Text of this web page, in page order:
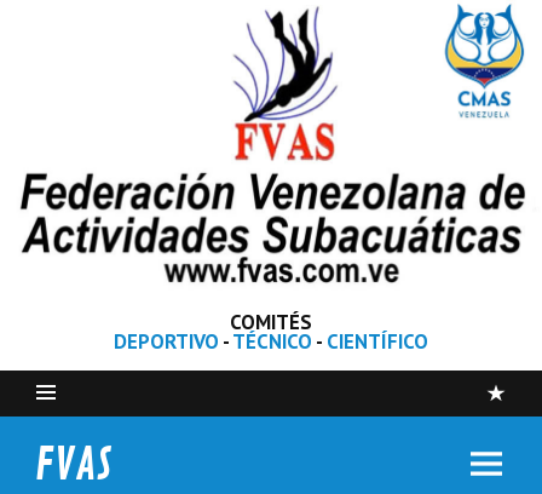
COMITÉS
DEPORTIVO -TÉCNICO - CIENTÍFICO
FVAS